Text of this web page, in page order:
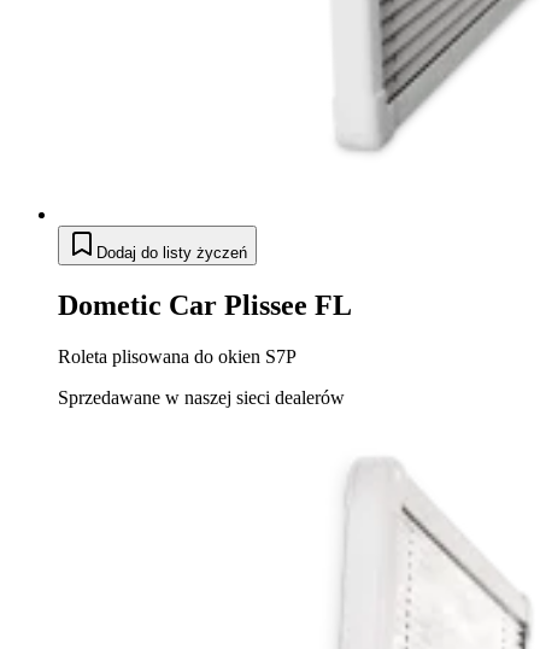
Dodaj do listy życzeń
Dometic Car Plissee FL
Roleta plisowana do okien S7P
Sprzedawane w naszej sieci dealerów